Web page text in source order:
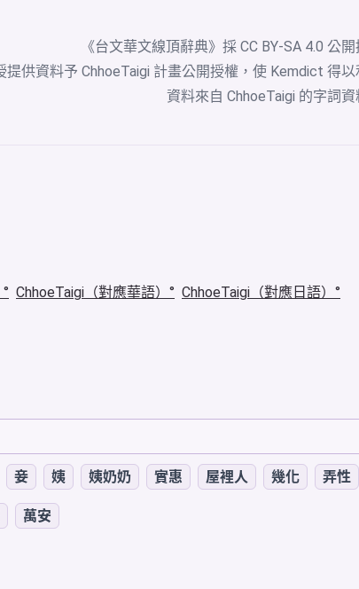
《台文華文線頂辭典》採 CC BY-SA 4.0 公開
提供資料予 ChhoeTaigi 計畫公開授權，使 Kemdict 得以
資料來自 ChhoeTaigi 的字詞
ChhoeTaigi（對應華語）
ChhoeTaigi（對應日語）
妾 姨 姨奶奶 實惠 屋裡人 幾化 弄性
萬安